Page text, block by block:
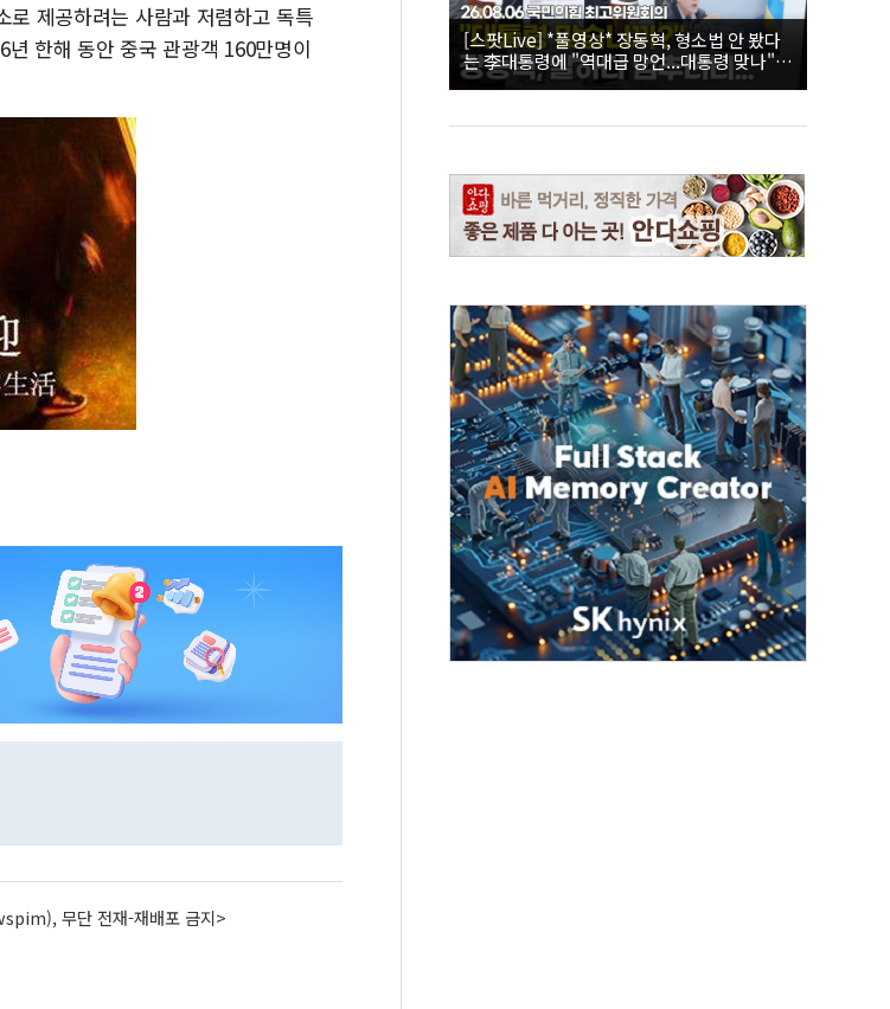
로 제공하려는 사람과 저렴하고 독특
한해 동안 중국 관광객 160만명이
무단 전재-재배포 금지>
[스팟Live] *풀영상* 장동혁, 형소법 안 봤다
는 李대통령에 "역대급 망언...대통령 맞나"｜
26.08.06 국민의힘 최고위원회의